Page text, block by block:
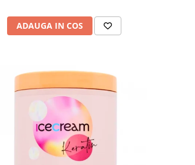
ADAUGA IN COS